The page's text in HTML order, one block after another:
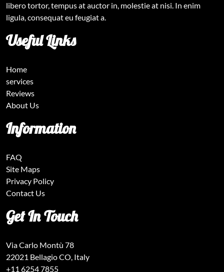
libero tortor, tempus at auctor in, molestie at nisi. In enim
ligula, consequat eu feugiat a.
Useful Links
Home
services
Reviews
About Us
Information
FAQ
Site Maps
Privacy Policy
Contact Us
Get In Touch
Via Carlo Montù 78
22021 Bellagio CO, Italy
+11 6254 7855